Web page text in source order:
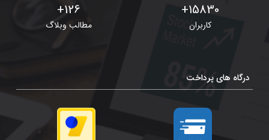
15830+
کاربران
126+
مطالب وبلاگ
درگاه های پرداخت